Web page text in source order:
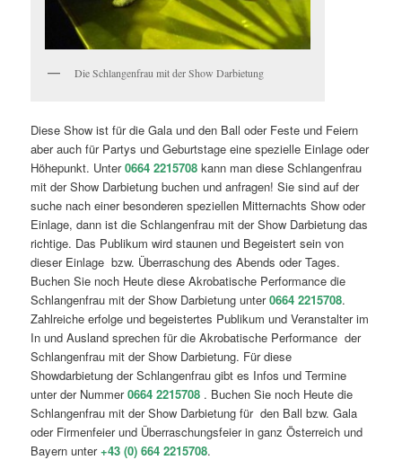
Die Schlangenfrau mit der Show Darbietung
Diese Show ist für die Gala und den Ball oder Feste und Feiern
aber auch für Partys und Geburtstage eine spezielle Einlage oder
Höhepunkt. Unter0664 2215708 kann man diese Schlangenfrau
mit der Show Darbietung buchen und anfragen! Sie sind auf der
suche nach einer besonderen speziellen Mitternachts Show oder
Einlage, dann ist die Schlangenfrau mit der Show Darbietung das
richtige. Das Publikum wird staunen und Begeistert sein von
dieser Einlage bzw. Überraschung des Abends oder Tages.
Buchen Sie noch Heute diese Akrobatische Performance die
Schlangenfrau mit der Show Darbietung unter0664 2215708.
Zahlreiche erfolge und begeistertes Publikum und Veranstalter im
In und Ausland sprechen für die Akrobatische Performance der
Schlangenfrau mit der Show Darbietung. Für diese
Showdarbietung der Schlangenfrau gibt es Infos und Termine
unter der Nummer 0664 2215708 . Buchen Sie noch Heute die
Schlangenfrau mit der Show Darbietung für den Ball bzw. Gala
oder Firmenfeier und Überraschungsfeier in ganz Österreich und
Bayern unter+43 (0) 664 2215708.